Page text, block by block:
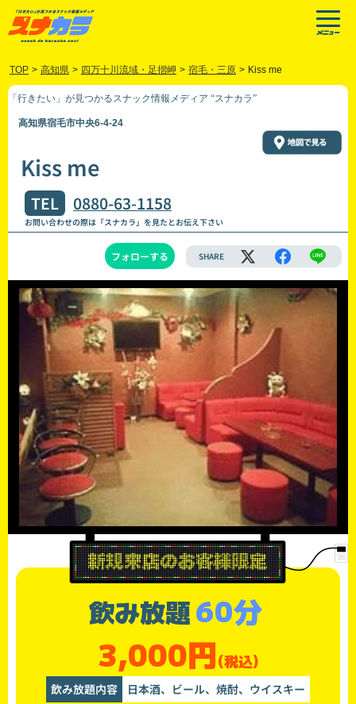
TOP > 高知県 > 四万十川流域・足摺岬 > 宿毛・三原 > Kiss me
「行きたい」が見つかるスナック情報メディア “スナカラ”
高知県宿毛市中央6-4-24
Kiss me
TEL 0880-63-1158
お問い合わせの際は「スナカラ」を見たとお伝え下さい
フォローする SHARE
飲み放題60分
3,000円(税込)
飲み放題内容 日本酒、ビール、焼酎、ウイスキー